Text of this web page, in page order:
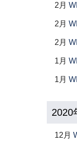
2月
2月
2月
1月
1月
2020
12月